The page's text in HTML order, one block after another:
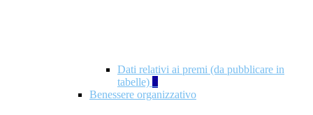
Dati relativi ai premi (da pubblicare in
tabelle) 5
Benessere organizzativo